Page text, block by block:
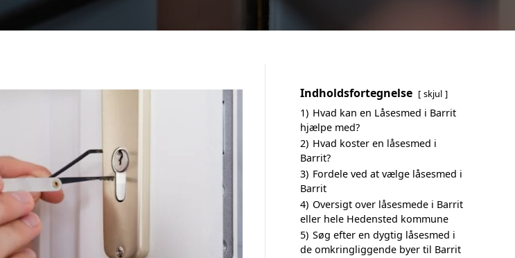
Indholdsfortegnelse skjul
1) Hvad kan en Låsesmed i Barrit
hjælpe med?
2) Hvad koster en låsesmed i
Barrit?
3) Fordele ved at vælge låsesmed i
Barrit
4) Oversigt over låsesmede i Barrit
eller hele Hedensted kommune
5) Søg efter en dygtig låsesmed i
de omkringliggende byer til Barrit